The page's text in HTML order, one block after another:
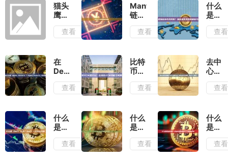
猫头
鹰跨
链桥
（Owl
Bridge）
教程
查看
Mantle
链使
用教
程指
查看
什么
是加
密货
币洗
加密
货币
洗预
售解
析与
查看
在
DeFi
中什
么是
？
Alpha
Homora
杠杆
挖矿
查看
比特
币
ATM
是什
币
ATM
与使
用指
查看
去中
心化
交易
么？
去中
交易
所
查看
什么
是
DeFi
2.0？
查看
什么
是
Sybil
查看
什么
是权
益证
明？
查看